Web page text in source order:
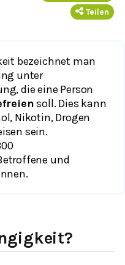
Teilen
bezeichnet man
unter
die eine Person
soll. Dies kann
Nikotin, Drogen
sein.
und